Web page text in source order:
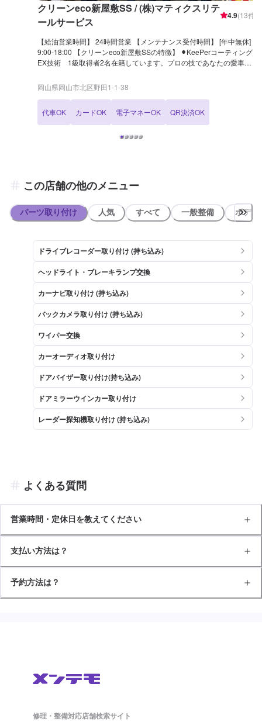
クリーンeco新屋敷SS / (株)マティクスリテ
ールサービス
4.9(13件)
【給油営業時間】 24時間営業 【メンテナンス受付時間】 [年中無休]
9:00-18:00 【クリーンeco新屋敷SSの特徴】 ⚫︎KeePerコーティング
EX技術 1級取得者2名在籍しています。プロの技であなたの愛車を
お任せください。 ⚫︎当店には洗車機のご用意もございます。 ⚫︎代車無
料貸出ありますので、安心してお任せ下さい。ご希望の場合はネット
います。是非ご相談下さい。 ⚫︎当店では車輌の販売、買取、査定や自
動車保険代理店としての対応も行なっております！ 【国家資格保持者
が在籍】 ⚫︎当店には2級整備士1名が在籍しています。車のメンテナン
クラッチが滑るなど、メカニカルトラブルなどもお気軽にご相談くだ
さいませ！
岡山県岡山市北区野田1-1-38
代車OK カードOK 電子マネーOK QR決済OK
この店舗の他のメニュー
パーツ取り付け 人気 すべて 一般整備 ボディ
ドライブレコーダー取り付け (持ち込み)
ヘッドライト・ブレーキランプ交換
カーナビ取り付け (持ち込み)
バックカメラ取り付け (持ち込み)
ワイパー交換
カーオーディオ取り付け
ドアバイザー取り付け(持ち込み)
ドアミラーウインカー取り付け
レーダー探知機取り付け (持ち込み)
よくある質問
営業時間・定休日を教えてください
支払い方法は？
予約方法は？
修理・整備対応店舗検索サイト